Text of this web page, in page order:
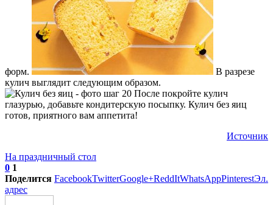
форм.
В разрезе
кулич выглядит следующим образом.
После покройте кулич
глазурью, добавьте кондитерскую посыпку. Кулич без яиц
готов, приятного вам аппетита!
Источник
На праздничный стол
0 1
Поделится FacebookTwitterGoogle+ReddItWhatsAppPinterestЭл.
адрес